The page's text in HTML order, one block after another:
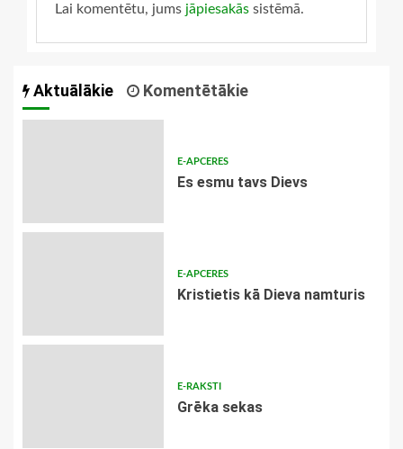
Lai komentētu, jums jāpiesakās sistēmā.
Aktuālākie Komentētākie
E-APCERES
Es esmu tavs Dievs
E-APCERES
Kristietis kā Dieva namturis
E-RAKSTI
Grēka sekas